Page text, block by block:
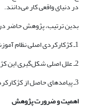
در دنیای واقعی کار می‌دانند.
بدین ترتیب، پژوهش حاضر
1ـ کژکارکردی اصلی نظام آموزش عالی در کشور چیست؟
2ـ علل اصلی شکل‌گیری این کژکارکردی در ایران چیست؟
3ـ پیامدهای حاصل از کژکارکردی نظام آموزش عالی کشور کدامند؟
اهمیت و ضرورت پژوهش